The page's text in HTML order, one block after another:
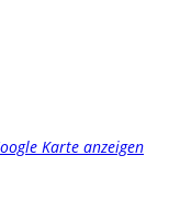
Karte anzeigen